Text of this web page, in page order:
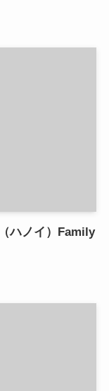
ハノイ）Family